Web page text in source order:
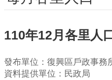
110年12月各里人
發布單位：復興區戶政事務
資料提供單位：民政局